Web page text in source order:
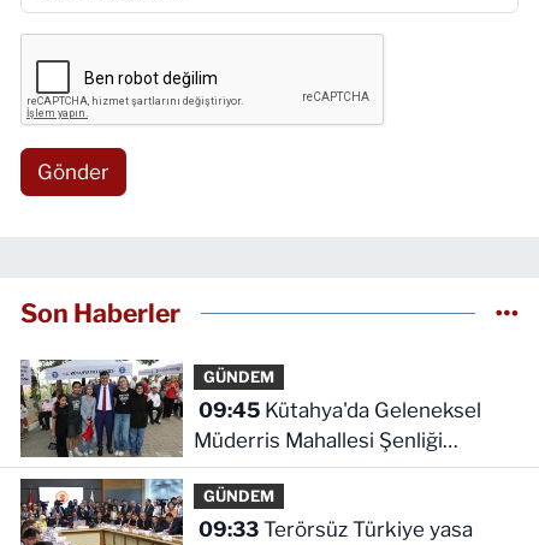
Gönder
Son Haberler
GÜNDEM
09:45Kütahya'da Geleneksel
Müderris Mahallesi Şenliği
coşkusu
GÜNDEM
09:33Terörsüz Türkiye yasa